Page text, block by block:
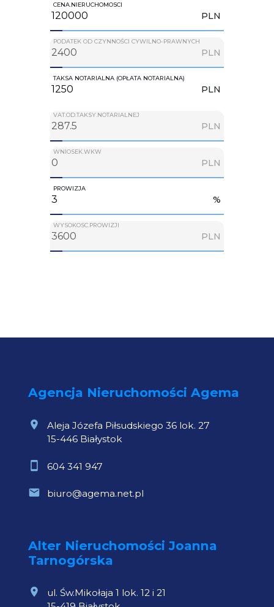
CENA.NIERUCHOMOSCI
PLN
PODATEK OD CZYNNOŚCI CYWILNO-PRAWNYCH
PLN
TAKSA NOTARIALNA (OPŁATA NOTARIALNA)
PLN
VAT.OD.TAKSY.NOTARIALNEJ
PLN
WNIOSEK.WKW
PLN
PROWIZJA
%
WYSOKOSC.PROWIZJI
PLN
Agencja Nieruchomości Agema
Aleja Józefa Piłsudskiego 36 lok. 27
15-446 Białystok
604 341 947
biuro@agema.net.pl
Alter Nieruchomości Joanna
Tarnogórska
ul. Św.Mikołaja 1 lok. 12 i 21